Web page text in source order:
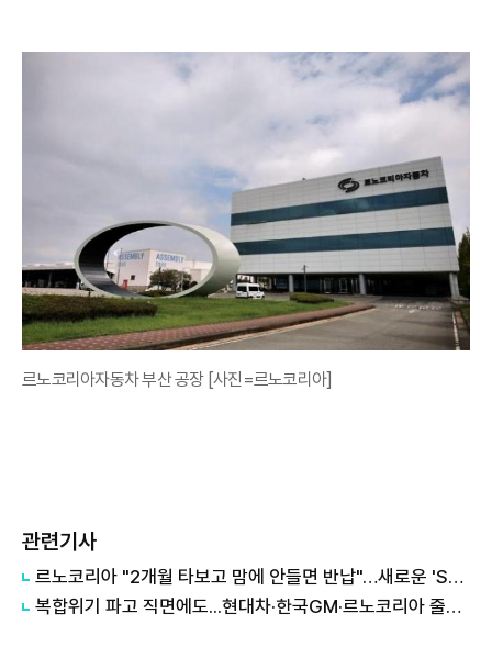
르노코리아자동차 부산 공장 [사진=르노코리아]
관련기사
르노코리아 "2개월 타보고 맘에 안들면 반납"…새로운 'SUV 구매 방식' 호응
복합위기 파고 직면에도...현대차·한국GM·르노코리아 줄파업 수순